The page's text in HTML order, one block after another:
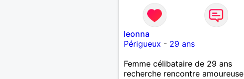
leonna
Périgueux - 29 ans
Femme célibataire de 29 ans
recherche rencontre amoureuse